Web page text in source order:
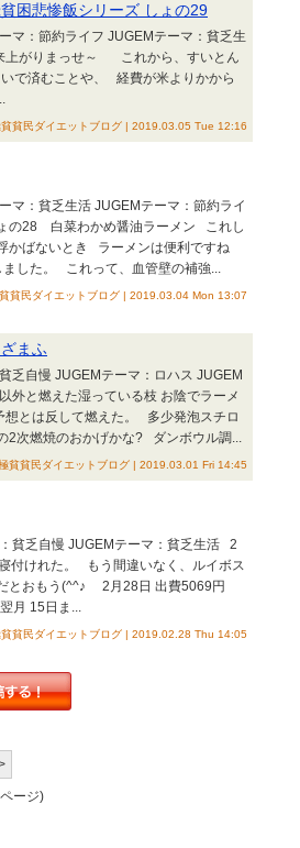
困悲惨飯シリーズ しょの29
マ：節約ライフ JUGEMテーマ：貧乏生
上がりまっせ～ これから、すいとん
で済むことや、 経費が米よりかから
貧民ダイエットブログ | 2019.03.05 Tue 12:16
マ：貧乏生活 JUGEMテーマ：節約ライ
の28 白菜わかめ醤油ラーメン これし
かばないとき ラーメンは便利ですね
した。 これって、血管壁の補強...
貧民ダイエットブログ | 2019.03.04 Mon 13:07
まふ
乏自慢 JUGEMテーマ：ロハス JUGEM
と燃えた湿っている枝 お陰でラーメ
とは反して燃えた。 多少発泡スチロ
2次燃焼のおかげかな? ダンボウル調...
貧貧民ダイエットブログ | 2019.03.01 Fri 14:45
貧乏自慢 JUGEMテーマ：貧乏生活 2
付けれた。 もう間違いなく、ルイボス
とおもう(^^♪ 2月28日 出費5069円
月 15日ま...
貧民ダイエットブログ | 2019.02.28 Thu 14:05
ージ)